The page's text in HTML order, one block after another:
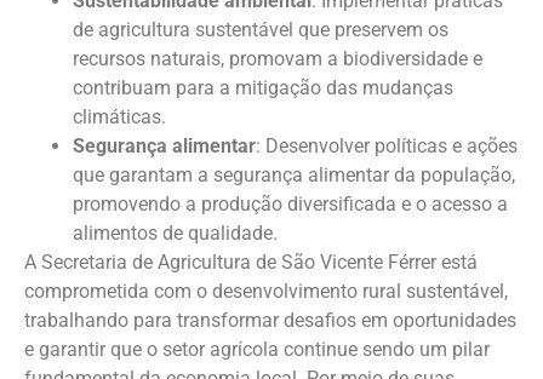
de agricultura sustentável que preservem os
recursos naturais, promovam a biodiversidade e
contribuam para a mitigação das mudanças
climáticas.
Segurança alimentar: Desenvolver políticas e ações
que garantam a segurança alimentar da população,
promovendo a produção diversificada e o acesso a
alimentos de qualidade.
A Secretaria de Agricultura de São Vicente Férrer está
comprometida com o desenvolvimento rural sustentável,
trabalhando para transformar desafios em oportunidades
e garantir que o setor agrícola continue sendo um pilar